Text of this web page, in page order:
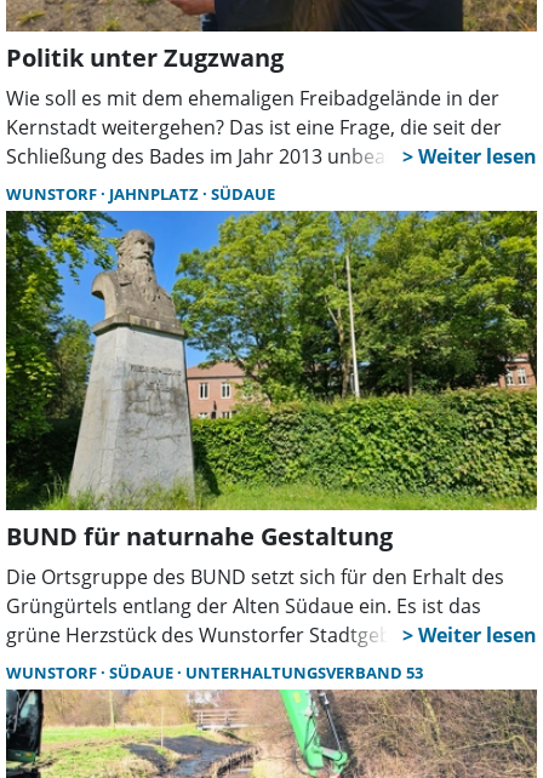
Politik unter Zugzwang
Wie soll es mit dem ehemaligen Freibadgelände in der
Kernstadt weitergehen? Das ist eine Frage, die seit der
Schließung des Bades im Jahr 2013 unbeantwortet ist. Ein
Arbeitskreis aus Bürgern hat Vorschläge erarbeitet und
die Politik damit unter Zugzwang gesetzt. Die hat nun mit
einer eigenen Idee reagiert.
WUNSTORF JAHNPLATZ SÜDAUE
BUND für naturnahe Gestaltung
Die Ortsgruppe des BUND setzt sich für den Erhalt des
Grüngürtels entlang der Alten Südaue ein. Es ist das
grüne Herzstück des Wunstorfer Stadtgebietes, heißt es
in einer Pressemitteilung.
WUNSTORF SÜDAUE UNTERHALTUNGSVERBAND 53